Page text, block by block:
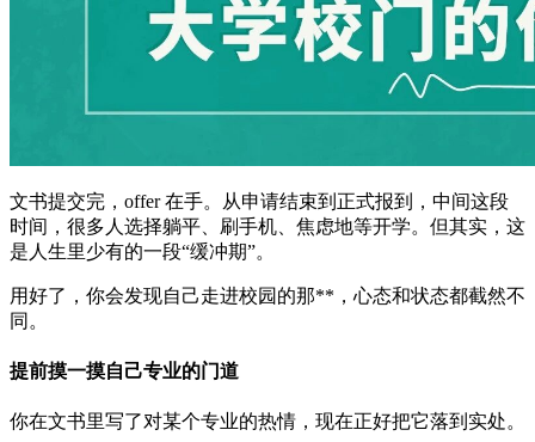
文书提交完，offer 在手。从申请结束到正式报到，中间这段
时间，很多人选择躺平、刷手机、焦虑地等开学。但其实，这
是人生里少有的一段“缓冲期”。
用好了，你会发现自己走进校园的那**，心态和状态都截然不
同。
提前摸一摸自己专业的门道
你在文书里写了对某个专业的热情，现在正好把它落到实处。